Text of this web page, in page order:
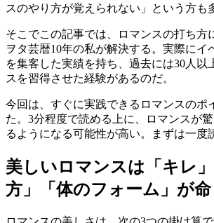
スのやり方が覚えられない」という方も
そこでこの記事では、ロマンスの打ち方
ヲタ芸暦10年の私が解決する。実際にイ
を集客した実績を持ち、過去には30人以
スを習得させた経験があるのだ。
今回は、すぐに実践できるロマンスのポ
た。3分程度で読める上に、ロマンスが
るようになる可能性が高い。まずは一度
美しいロマンスは「キレ
方」「体のフォーム」が命